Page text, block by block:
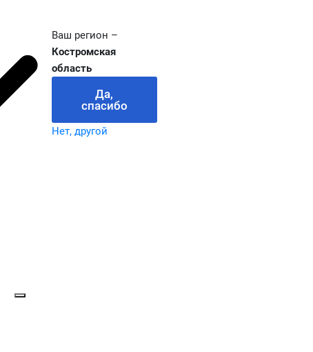
Ваш регион –
Костромская
область
Да,
спасибо
Нет, другой